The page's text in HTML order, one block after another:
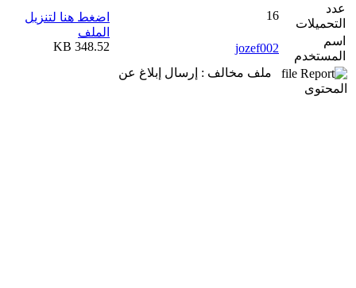
عدد
التحميلات
16
اسم
المستخدم
jozef002
ملف مخالف : إرسال إبلاغ عن
المحتوى
اضغط هنا لتنزيل
الملف
348.52 KB